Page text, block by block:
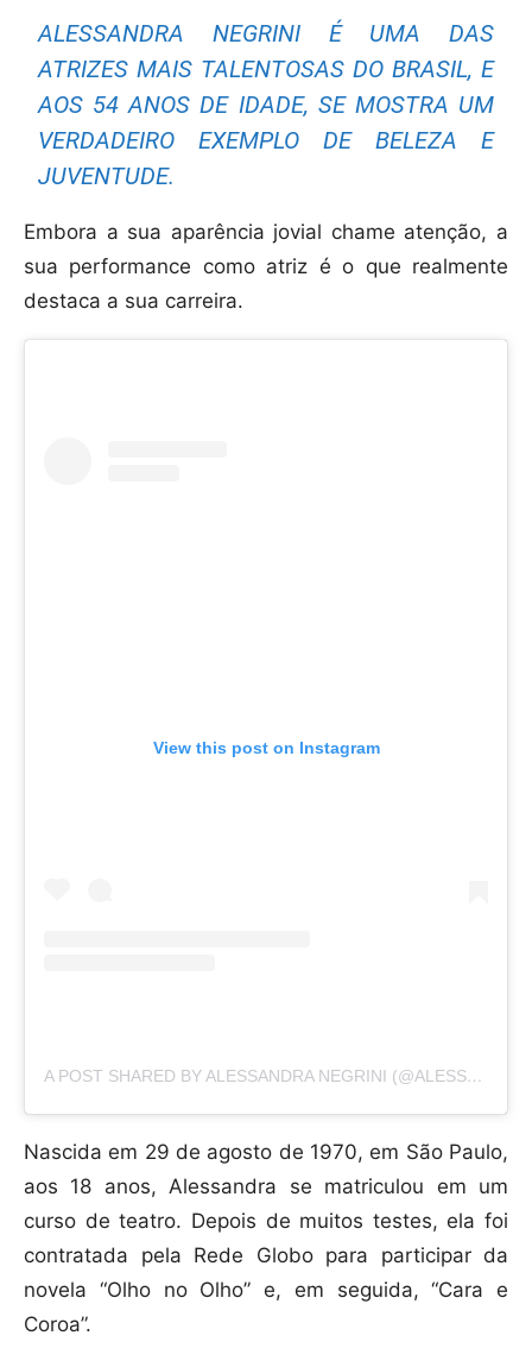
ALESSANDRA NEGRINI É UMA DAS
ATRIZES MAIS TALENTOSAS DO BRASIL, E
AOS 54 ANOS DE IDADE, SE MOSTRA UM
VERDADEIRO EXEMPLO DE BELEZA E
JUVENTUDE.
Embora a sua aparência jovial chame atenção, a
sua performance como atriz é o que realmente
destaca a sua carreira.
View this post on Instagram
A POST SHARED BY ALESSANDRA NEGRINI (@ALESSANDRANEGRINI)
Nascida em 29 de agosto de 1970, em São Paulo,
aos 18 anos, Alessandra se matriculou em um
curso de teatro. Depois de muitos testes, ela foi
contratada pela Rede Globo para participar da
novela “Olho no Olho” e, em seguida, “Cara e
Coroa”.